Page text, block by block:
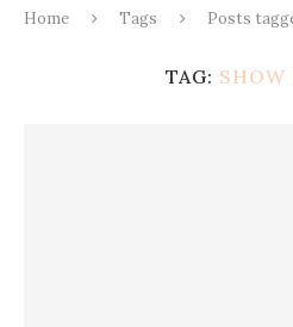
Home Tags Posts
TAG: SHOW